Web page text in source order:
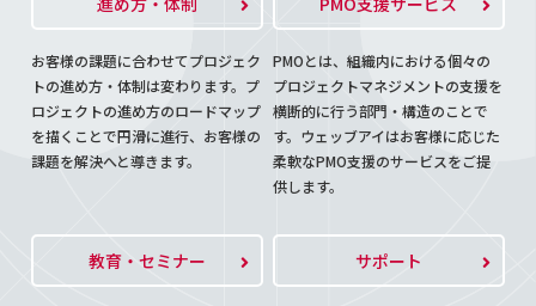
お客様の課題に合わせてプロジェク
トの進め方・体制は変わります。プ
ロジェクトの進め方のロードマップ
を描くことで円滑に進行、お客様の
課題を解決へと導きます。
PMOとは、組織内における個々の
プロジェクトマネジメントの支援を
横断的に行う部門・構造のことで
す。ウェッブアイはお客様に応じた
柔軟なPMO支援のサービスをご提
供します。
教育・セミナー サポート